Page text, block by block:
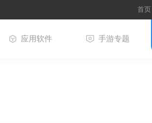
首页
应用软件 手游专题